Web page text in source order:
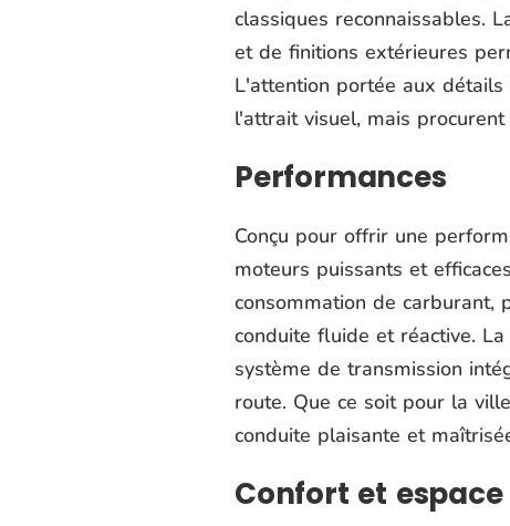
classiques reconnaissables.
et de finitions extérieures
L'attention portée aux
l'attrait visuel, mais
Performances
Conçu pour offrir une
moteurs puissants et
consommation de carburant,
conduite fluide et réactive.
système de transmission
route. Que ce soit pour la
conduite plaisante et
Confort et espace